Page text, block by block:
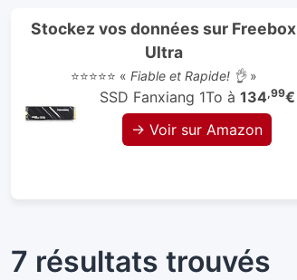
Stockez vos données sur Freebox
Ultra
⭐⭐⭐⭐⭐ « Fiable et Rapide! 👌»
SSD Fanxiang 1To à 134,99€
→ Voir sur Amazon
7 résultats trouvés